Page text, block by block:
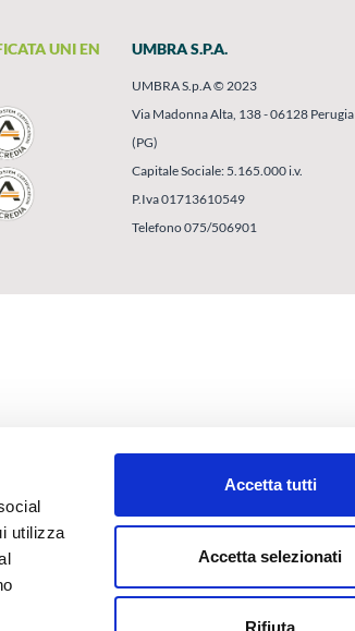
utilizza
Accetta tutti
Accetta selezionati
Rifiuta
UNI EN
UMBRA S.P.A.
UMBRA S.p.A © 2023
Via Madonna Alta, 138 - 06128 Perugia
(PG)
Capitale Sociale: 5.165.000 i.v.
P.Iva 01713610549
Telefono 075/506901